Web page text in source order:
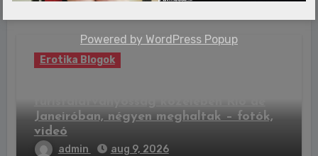
Erotika Blogok
Janeiróban, négyen meghaltak – fotók,
videó
admin aug 9, 2026
Powered by WordPress Popup